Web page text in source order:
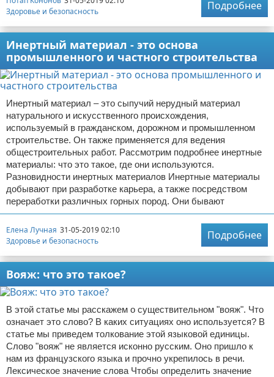
Здоровье и безопасность
Подробнее
Инертный материал - это основа
промышленного и частного строительства
Инертный материал – это сыпучий нерудный материал
натурального и искусственного происхождения,
используемый в гражданском, дорожном и промышленном
строительстве. Он также применяется для ведения
общестроительных работ. Рассмотрим подробнее инертные
материалы: что это такое, где они используются.
Разновидности инертных материалов Инертные материалы
добывают при разработке карьера, а также посредством
переработки различных горных пород. Они бывают
Елена Лучная 31-05-2019 02:10
Здоровье и безопасность
Подробнее
Вояж: что это такое?
В этой статье мы расскажем о существительном "вояж". Что
означает это слово? В каких ситуациях оно используется? В
статье мы приведем толкование этой языковой единицы.
Слово "вояж" не является исконно русским. Оно пришло к
нам из французского языка и прочно укрепилось в речи.
Лексическое значение слова Чтобы определить значение